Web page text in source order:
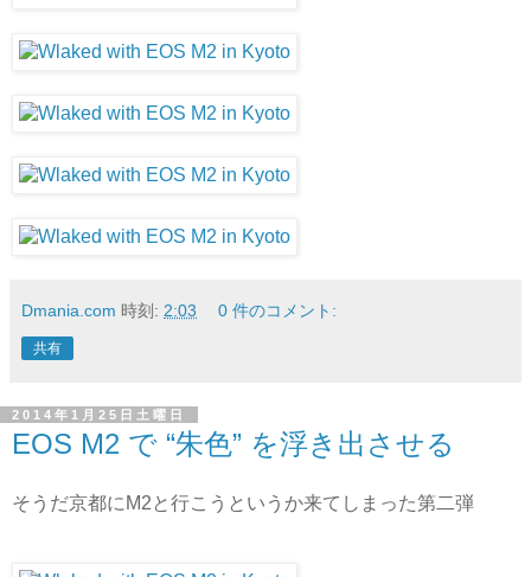
Dmania.com 時刻: 2:03 0 件のコメント:
共有
2014年1月25日土曜日
EOS M2 で “朱色” を浮き出させる
そうだ京都にM2と行こうというか来てしまった第二弾